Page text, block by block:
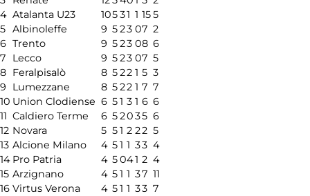
4 Atalanta U23 10531 1 155
5 Albinoleffe 9 523 07 2
6 Trento 9 523 08 6
7
Lecco 9 523 07 5
8 Feralpisalò 8 522 1 5 3
9
Lumezzane 8 522 1 7 7
10 Union Clodiense 6 51 3 1 6 6
11 Caldiero Terme 6 52035 6
12 Novara 5 51 2 22 5
13 Alcione Milano 4 51 1 33 4
14 Pro Patria 4 5041 2 4
15 Arzignano 4 51 1 37 11
16 Virtus Verona 4 51 1 33 7